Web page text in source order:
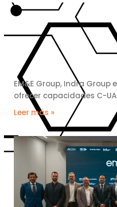
EM&E Group, Indra
ofrecer capacidades C-
Leer más »